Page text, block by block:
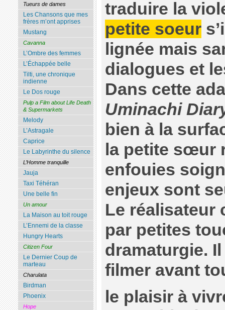
traduire la
petite soeur
lignée mais
dialogues et
Dans cette
Uminachi
bien à la
la petite sœur
enfouies
enjeux sont
Le réalisateur
par petites
dramaturgie.
filmer avant
le plaisir à
Tueurs de dames
Les Chansons que mes
frères m’ont apprises
Mustang
Cavanna
L’Ombre des femmes
L’Échappée belle
Tilti, une chronique
indienne
Le Dos rouge
Pulp a Film about Life Death
& Supermarkets
Melody
L’Astragale
Caprice
Le Labyrinthe du silence
L’Homme tranquille
Jauja
Taxi Téhéran
Une belle fin
Un amour
La Maison au toit rouge
L’Ennemi de la classe
Hungry Hearts
Citizen Four
Le Dernier Coup de
marteau
Charulata
Birdman
Phoenix
Hope